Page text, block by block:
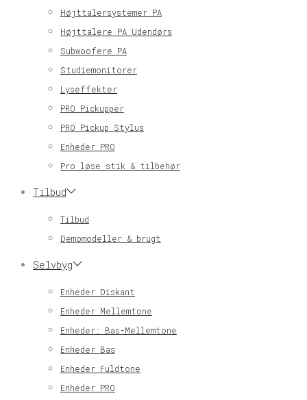
Højttalersystemer PA
Højttalere PA Udendørs
Subwoofere PA
Studiemonitorer
Lyseffekter
PRO Pickupper
PRO Pickup Stylus
Enheder PRO
Pro løse stik & tilbehør
Tilbud
Tilbud
Demomodeller & brugt
Selvbyg
Enheder Diskant
Enheder Mellemtone
Enheder: Bas-Mellemtone
Enheder Bas
Enheder Fuldtone
Enheder PRO